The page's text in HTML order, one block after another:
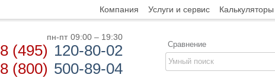
Компания Услуги и сервис Калькуляторы
пн-пт 09:00 – 19:30
8 (495) 120-80-02
8 (800) 500-89-04
Сравнение